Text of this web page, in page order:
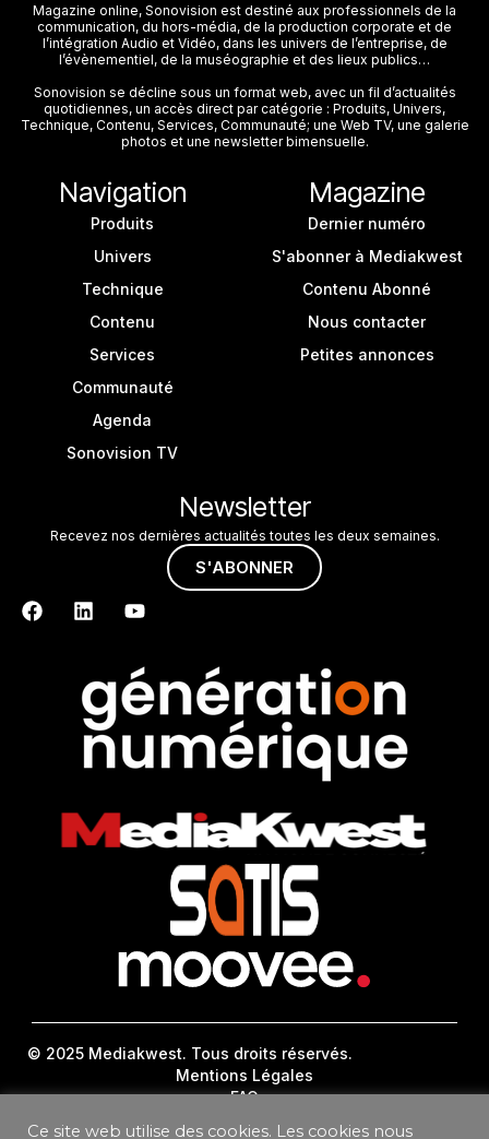
Magazine online, Sonovision est destiné aux professionnels de la
communication, du hors-média, de la production corporate et de
l’intégration Audio et Vidéo, dans les univers de l’entreprise, de
l’évènementiel, de la muséographie et des lieux publics…
Sonovision se décline sous un format web, avec un fil d’actualités
quotidiennes, un accès direct par catégorie : Produits, Univers,
Technique, Contenu, Services, Communauté; une Web TV, une galerie
photos et une newsletter bimensuelle.
Navigation
Produits
Univers
Technique
Contenu
Services
Communauté
Agenda
Sonovision TV
Magazine
Dernier numéro
S'abonner à Mediakwest
Contenu Abonné
Nous contacter
Petites annonces
Newsletter
Recevez nos dernières actualités toutes les deux semaines.
S'ABONNER
© 2025 Mediakwest. Tous droits réservés.
Mentions Légales
FAQ
Ce site web utilise des cookies. Les cookies nous